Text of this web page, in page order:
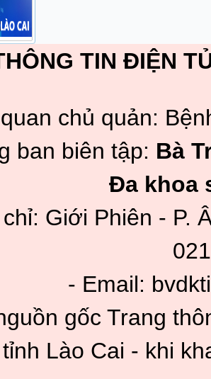
TIN ĐIỆN
chủ quản:
ban biên tập: Bà
Đa khoa
Giới Phiên - P.
- Email:
gốc Trang
tỉnh Lào Cai - khi